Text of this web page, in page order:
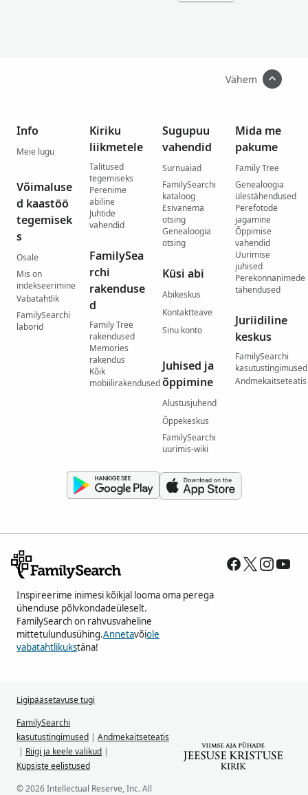
Vähem
Info
Meie lugu
Võimaluse
d kaastöö
tegemisek
s
Osale
Mis on
indekseerimine
Vabatahtlik
FamilySearchi
laborid
Kiriku
liikmetele
Talitused
tegemiseks
Perenime
abiline
Juhtide
vahendid
FamilySea
rchi
rakenduse
d
Family Tree
rakendused
Memories
rakendus
Kõik
mobiilirakendused
Sugupuu
vahendid
Surnuaiad
FamilySearchi
kataloog
Esivanema
otsing
Genealoogia
otsing
Küsi abi
Abikeskus
Kontaktteave
Sinu konto
Juhised ja
õppimine
Alustusjuhend
Õppekeskus
FamilySearchi
uurimis-wiki
Mida me
pakume
Family Tree
Genealoogia
ülestähendused
Perefotode
jagamine
Õppimise
vahendid
Uurimise
juhised
Perekonnanimede
tähendused
Juriidiline
keskus
FamilySearchi
kasutustingimused
Andmekaitseteatis
Inspireerime inimesi kõikjal looma oma perega
ühenduse põlvkondadeüleselt.
FamilySearch on rahvusvaheline
mittetulundusühing.Annetavõiole
vabatahtlikukstäna!
Ligipääsetavuse tugi
FamilySearchi
kasutustingimused | Andmekaitseteatis
| Riigi ja keele valikud |
Küpsiste eelistused
© 2026 Intellectual Reserve, Inc. All